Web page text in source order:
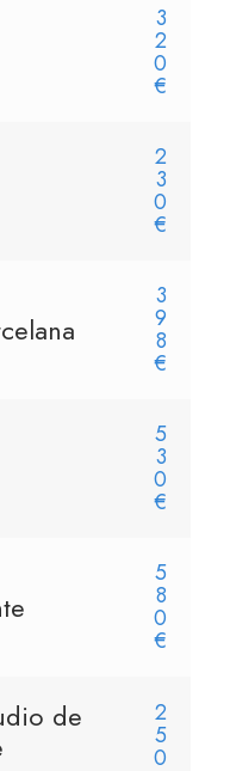
3
2
0
€
2
3
0
€
3
9
8
€
5
3
0
€
5
8
0
€
de
2
5
0